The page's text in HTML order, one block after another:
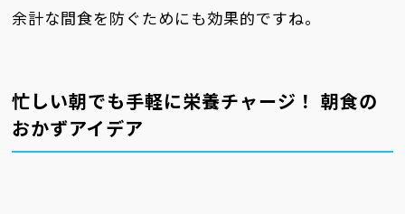
余計な間食を防ぐためにも効果的ですね。
忙しい朝でも手軽に栄養チャージ！ 朝食の
おかずアイデア